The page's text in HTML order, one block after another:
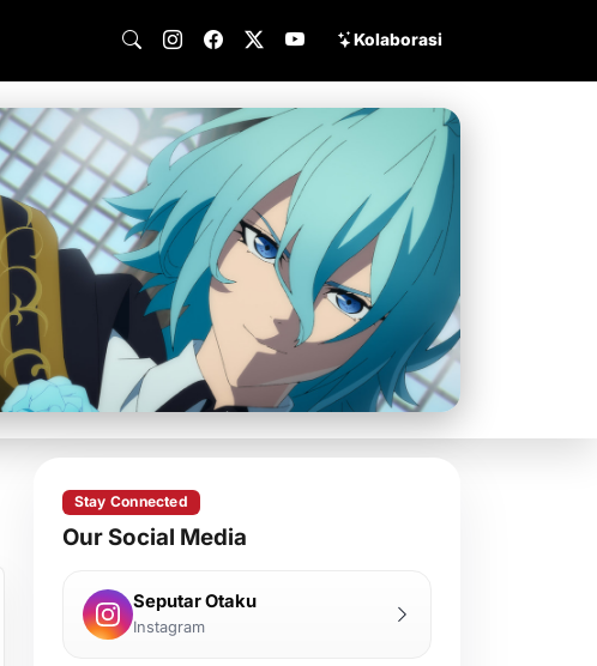
Kolaborasi
Stay Connected
Our Social Media
Seputar Otaku
Instagram